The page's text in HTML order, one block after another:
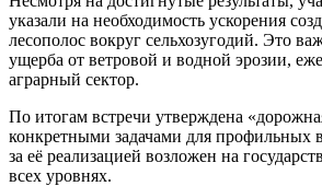
указали на необходимость ускорения
лесополос вокруг сельхозугодий. Это
ущерба от ветровой и водной эрозии,
аграрный сектор.
По итогам встречи утверждена
конкретными задачами для профильных
за её реализацией возложен на
всех уровнях.